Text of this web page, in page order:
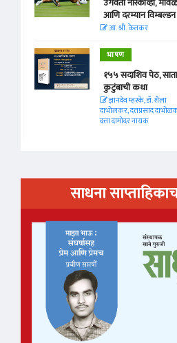
आणि दरम्यान विम्बल्डन
आ. श्री. केतकर
भाषण
१५५ सदाशिव पेठ,
कुटुंबाची कथा
ज्ञानदेव म्हस्के, डॉ. शैला
दाभोलकर, दत्तप्रसाद
दत्ता दामोदर नायक
साधना